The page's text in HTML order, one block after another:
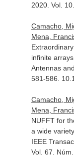
2020. Vol.
Camacho,
Mena,
infinite
Antennas
581-586.
Camacho,
Mena,
NUFFT for
a wide
IEEE
Vol. 67.